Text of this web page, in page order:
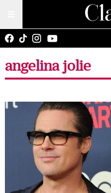
angelina jolie